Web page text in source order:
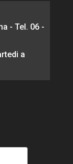
- Tel. 06 -
a